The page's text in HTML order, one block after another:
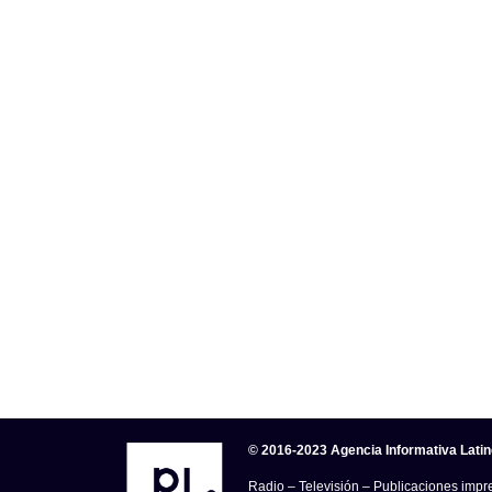
© 2016-2023 Agencia Informativa
Radio – Televisión – Publicaciones